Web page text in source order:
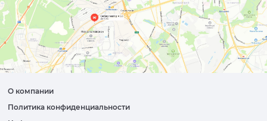
О компании
Политика конфиденциальности